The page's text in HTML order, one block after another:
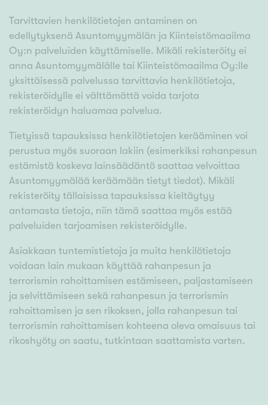
Tarvittavien henkilötietojen antaminen on
edellytyksenä Asuntomyymälän ja Kiinteistömaailma
Oy:n palveluiden käyttämiselle. Mikäli rekisteröity ei
anna Asuntomyymälälle tai Kiinteistömaailma Oy:lle
yksittäisessä palvelussa tarvittavia henkilötietoja,
rekisteröidylle ei välttämättä voida tarjota
rekisteröidyn haluamaa palvelua.
Tietyissä tapauksissa henkilötietojen kerääminen voi
perustua myös suoraan lakiin (esimerkiksi rahanpesun
estämistä koskeva lainsäädäntö saattaa velvoittaa
Asuntomyymälää keräämään tietyt tiedot). Mikäli
rekisteröity tällaisissa tapauksissa kieltäytyy
antamasta tietoja, niin tämä saattaa myös estää
palveluiden tarjoamisen rekisteröidylle.
Asiakkaan tuntemistietoja ja muita henkilötietoja
voidaan lain mukaan käyttää rahanpesun ja
terrorismin rahoittamisen estämiseen, paljastamiseen
ja selvittämiseen sekä rahanpesun ja terrorismin
rahoittamisen ja sen rikoksen, jolla rahanpesun tai
terrorismin rahoittamisen kohteena oleva omaisuus tai
rikoshyöty on saatu, tutkintaan saattamista varten.